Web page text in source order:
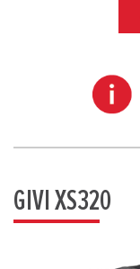
GIVI XS320